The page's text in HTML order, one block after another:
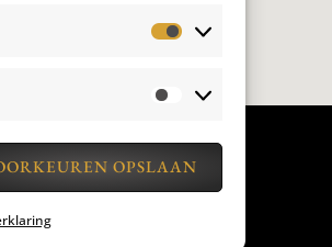
OPSLAAN